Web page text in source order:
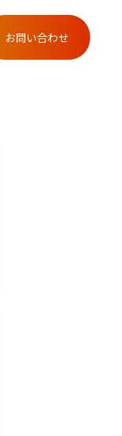
お問い合わせ